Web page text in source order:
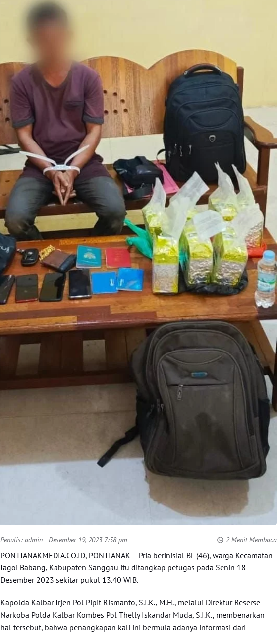
Penulis:admin - Desember 19, 2023 7:58 pm 2 Menit Membaca
PONTIANAKMEDIA.CO.ID, PONTIANAK – Pria berinisial BL (46), warga Kecamatan
Jagoi Babang, Kabupaten Sanggau itu ditangkap petugas pada Senin 18
Desember 2023 sekitar pukul 13.40 WIB.
Kapolda Kalbar Irjen Pol Pipit Rismanto, S.I.K., M.H., melalui Direktur Reserse
Narkoba Polda Kalbar Kombes Pol Thelly Iskandar Muda, S.I.K., membenarkan
hal tersebut, bahwa penangkapan kali ini bermula adanya informasi dari